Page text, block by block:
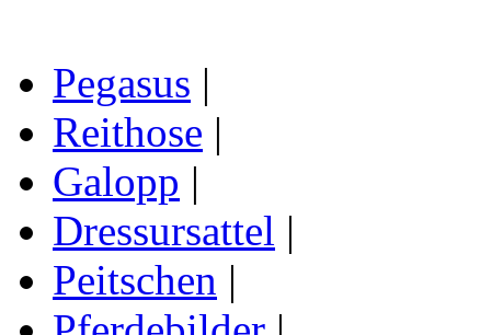
Pegasus |
Reithose |
Galopp |
Dressursattel |
Peitschen |